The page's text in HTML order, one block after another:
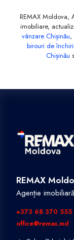
REMAX Moldova,
imobiliare,
vânzare Chișinău,
birouri de
Chișinău
REMAX
Agenție
+373 68 370 555
office@remax.md